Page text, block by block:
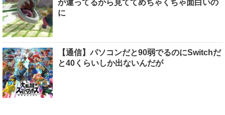
が違ってるから見ててめちゃくちゃ面白いの
に
【通信】パソコンだと90弱でるのにSwitchだ
と40くらいしか出ないんだが